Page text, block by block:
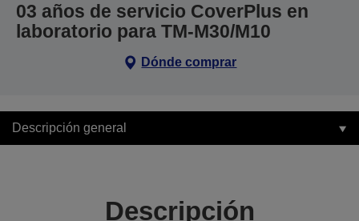
03 años de servicio CoverPlus en
laboratorio para TM-M30/M10
Dónde comprar
Descripción general
Descripción